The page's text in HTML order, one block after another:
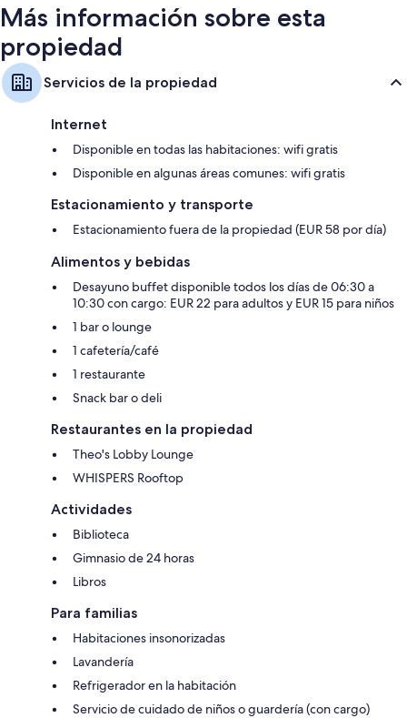
Más información sobre esta
propiedad
Servicios de la propiedad
Internet
Disponible en todas las habitaciones: wifi gratis
Disponible en algunas áreas comunes: wifi gratis
Estacionamiento y transporte
Estacionamiento fuera de la propiedad (EUR 58 por día)
Alimentos y bebidas
Desayuno buffet disponible todos los días de 06:30 a
10:30 con cargo: EUR 22 para adultos y EUR 15 para niños
1 bar o lounge
1 cafetería/café
1 restaurante
Snack bar o deli
Restaurantes en la propiedad
Theo's Lobby Lounge
WHISPERS Rooftop
Actividades
Biblioteca
Gimnasio de 24 horas
Libros
Para familias
Habitaciones insonorizadas
Lavandería
Refrigerador en la habitación
Servicio de cuidado de niños o guardería (con cargo)